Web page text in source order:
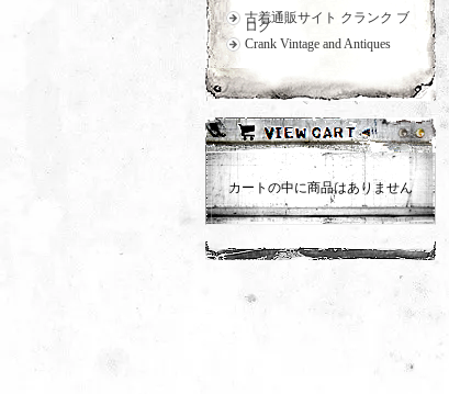
古着通販サイト クランク ブ
ログ
Crank Vintage and Antiques
カートの中に商品はありません